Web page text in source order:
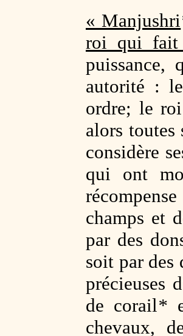
« Manjushri
roi qui fait
puissance,
autorité :
ordre; le
alors toutes
considère
qui ont
champs et
par des
soit par des
précieuses
de corail*
chevaux,